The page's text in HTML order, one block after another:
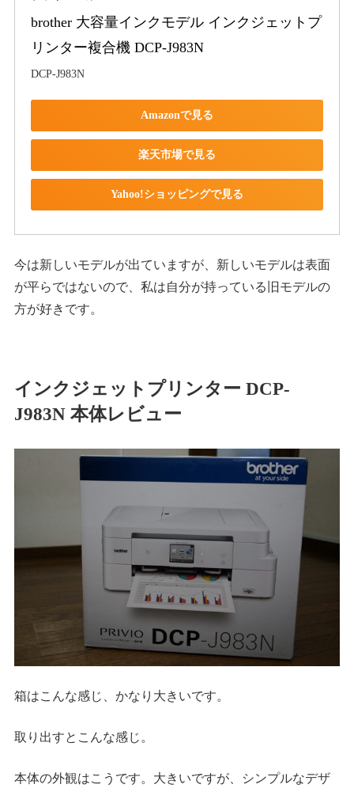
brother 大容量インクモデル インクジェットプ
リンター複合機 DCP-J983N
DCP-J983N
Amazonで見る
楽天市場で見る
Yahoo!ショッピングで見る
今は新しいモデルが出ていますが、新しいモデルは表面
が平らではないので、私は自分が持っている旧モデルの
方が好きです。
インクジェットプリンター DCP-
J983N 本体レビュー
箱はこんな感じ、かなり大きいです。
取り出すとこんな感じ。
本体の外観はこうです。大きいですが、シンプルなデザ